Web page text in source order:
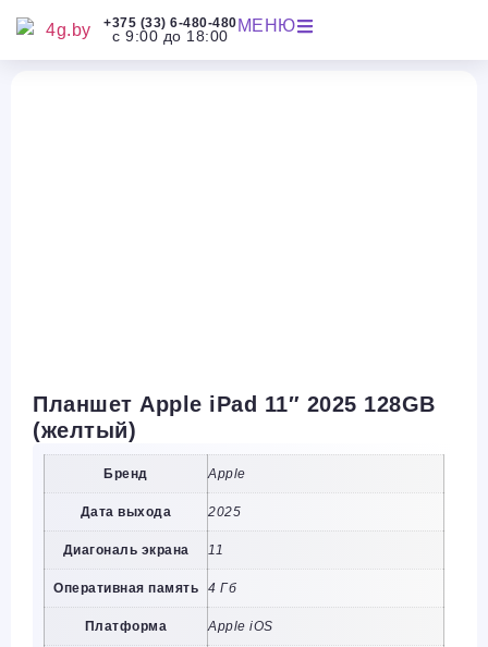
+375 (33) 6-480-480
с 9:00 до 18:00
МЕНЮ
Планшет Apple iPad 11″ 2025 128GB
(желтый)
Бренд Apple
Дата выхода 2025
Диагональ экрана 11
Оперативная память 4 Гб
Платформа Apple iOS